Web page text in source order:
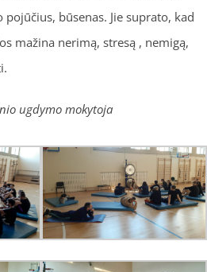
būsenas. Jie suprato, kad
mažina nerimą, stresą , nemigą,
ugdymo mokytoja